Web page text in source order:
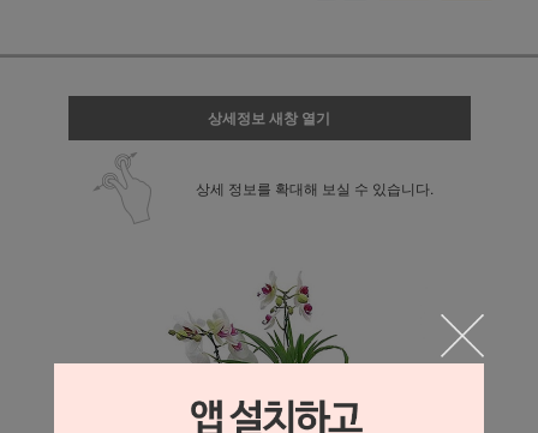
상세정보 새창 열기
상세 정보를 확대해 보실 수 있습니다.